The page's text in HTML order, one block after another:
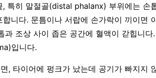
, 특히 말절골(distal phalanx) 부위에는 손
합니다. 문틈이나 서랍에 손가락이 끼이면
과 조상 사이 좁은 공간에 혈액이 갇힙니
입니다.
, 타이어에 펑크가 났는데 공기가 빠지지